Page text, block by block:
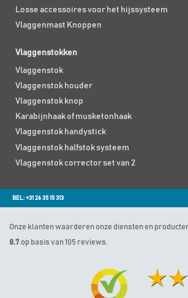
Losse accessoires voor het hijssysteem
Vlaggenmast Knoppen
Vlaggenstokken
Vlaggenstok
Vlaggenstok houder
Vlaggenstok knop
Karabijnhaak of musketonhaak
Vlaggenstok handystick
Vlaggenstok halfstok systeem
Vlaggenstok corrector set van 2
BEL: +31 26 35 15 313
Onze klanten waarderen onze diensten en
8.7 op basis van 105 reviews.